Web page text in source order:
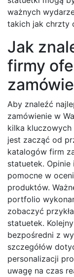
ważnych
takich jak chrzty
Jak
firmy
Aby znaleźć
zamówienie w
kilka
jest zacząć od
katalogów firm
statuetek.
pomocne w
produktów.
portfolio
zobaczyć
statuetek.
bezpośredni z
szczegółów
personalizacji
uwagę na czas